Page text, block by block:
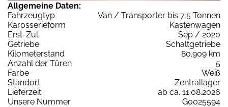
Allgemeine Daten:
Fahrzeugtyp
Van / Transporter bis 7,5 Tonnen
Karosserieform
Kastenwagen
Erst-Zul.
Sep / 2020
Getriebe
Schaltgetriebe
Kilometerstand
80.909 km
Anzahl der Türen
5
Farbe
Weiß
Standort
Zentrallager
Lieferzeit
ab ca. 11.08.2026
Unsere Nummer
G0025594